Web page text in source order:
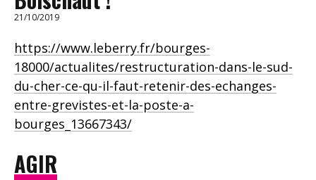
21/10/2019
https://www.leberry.fr/bourges-
18000/actualites/restructuration-dans-le-sud-
du-cher-ce-qu-il-faut-retenir-des-echanges-
entre-grevistes-et-la-poste-a-
bourges_13667343/
AGIR